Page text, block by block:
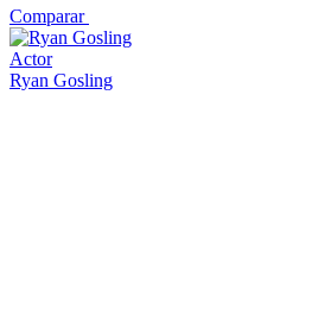
Comparar
Actor
Ryan Gosling